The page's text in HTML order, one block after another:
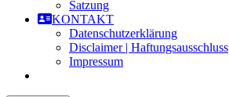
Satzung
KONTAKT
Datenschutzerklärung
Disclaimer | Haftungsausschluss
Impressum